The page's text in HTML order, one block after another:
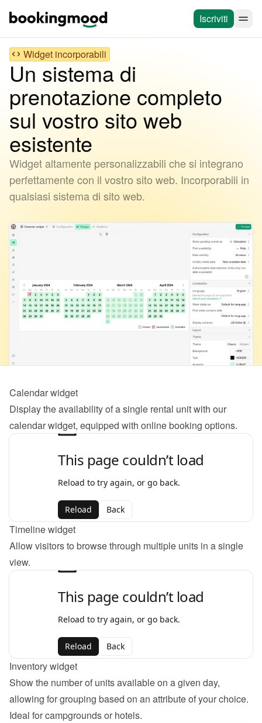
Iscriviti
Widget incorporabili
Un sistema di
prenotazione completo
sul vostro sito web
esistente
Widget altamente personalizzabili che si integrano
perfettamente con il vostro sito web. Incorporabili in
qualsiasi sistema di sito web.
Calendar widget
Display the availability of a single rental unit with our
calendar widget, equipped with online booking options.
Timeline widget
Allow visitors to browse through multiple units in a single
view.
Inventory widget
Show the number of units available on a given day,
allowing for grouping based on an attribute of your choice.
Ideal for campgrounds or hotels.